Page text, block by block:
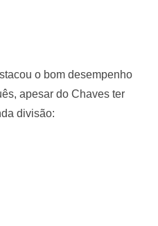
o bom desempenho
apesar do Chaves ter
divisão: